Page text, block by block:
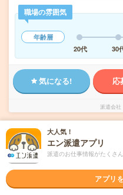
職場の雰囲気
年齢層
20代
30
気になる! 応
派遣会社
未読 掲載日 2026/08/09
週3日×時短！＜エ
務＞アニメ好き歓迎
大人気！
エン派遣アプリ
派遣のお仕事情報がたくさ
アプリ